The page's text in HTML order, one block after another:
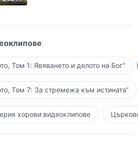
Том 1: Явяването и делото на Бог“
Том 7: За стремежа към истината“
хорови видеоклипове